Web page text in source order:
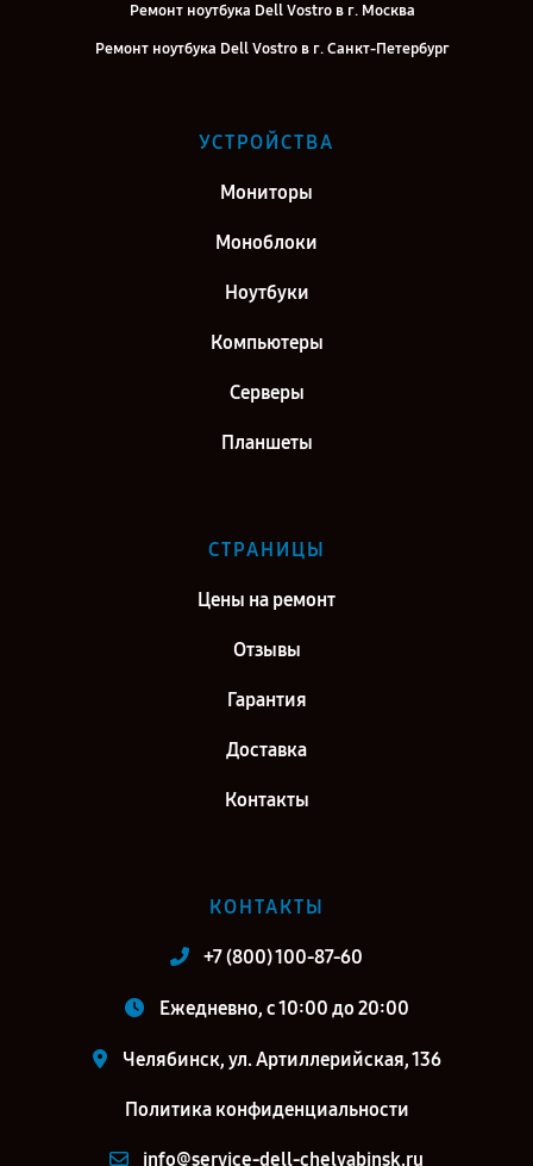
Ремонт ноутбука Dell Vostro в г. Москва
Ремонт ноутбука Dell Vostro в г. Санкт-Петербург
УСТРОЙСТВА
Мониторы
Моноблоки
Ноутбуки
Компьютеры
Серверы
Планшеты
СТРАНИЦЫ
Цены на ремонт
Отзывы
Гарантия
Доставка
Контакты
КОНТАКТЫ
+7 (800) 100-87-60
Ежедневно, с 10:00 до 20:00
Челябинск, ул. Артиллерийская, 136
Политика конфиденциальности
info@service-dell-chelyabinsk.ru